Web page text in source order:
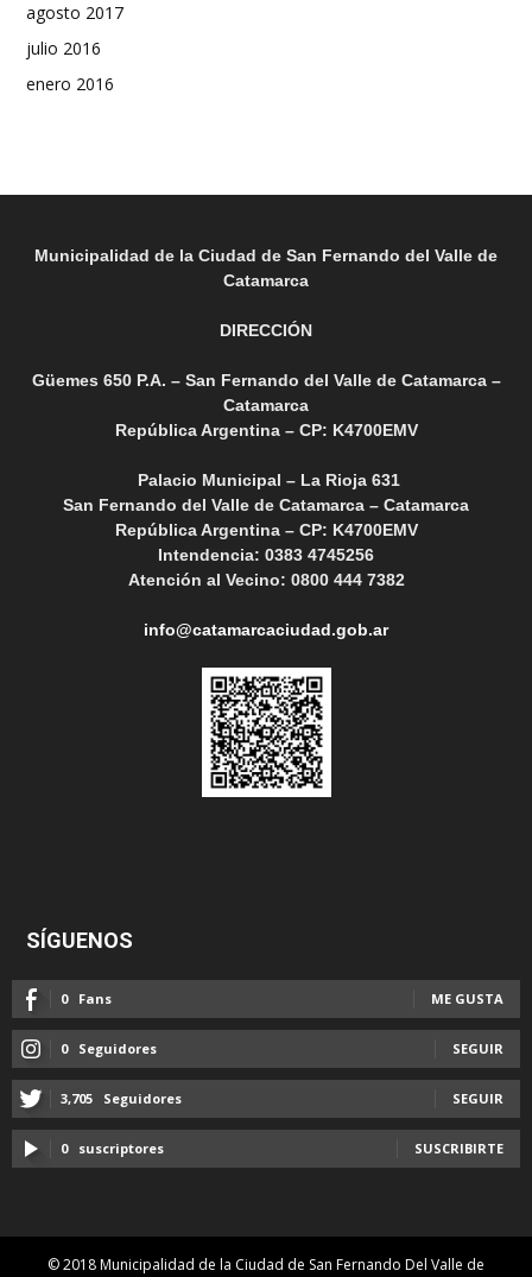
agosto 2017
julio 2016
enero 2016
Municipalidad de la Ciudad de San Fernando del Valle de
Catamarca
DIRECCIÓN
Güemes 650 P.A. – San Fernando del Valle de Catamarca –
Catamarca
República Argentina – CP: K4700EMV
Palacio Municipal – La Rioja 631
San Fernando del Valle de Catamarca – Catamarca
República Argentina – CP: K4700EMV
Intendencia: 0383 4745256
Atención al Vecino: 0800 444 7382
info@catamarcaciudad.gob.ar
SÍGUENOS
0 Fans ME GUSTA
0 Seguidores SEGUIR
3,705 Seguidores SEGUIR
0 suscriptores SUSCRIBIRTE
© 2018 Municipalidad de la Ciudad de San Fernando Del Valle de